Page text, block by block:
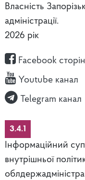
Власність
адміністрації.
2026 рік
Facebook
Youtube канал
Telegram канал
3.4.1
Інформаційний
внутрішньої